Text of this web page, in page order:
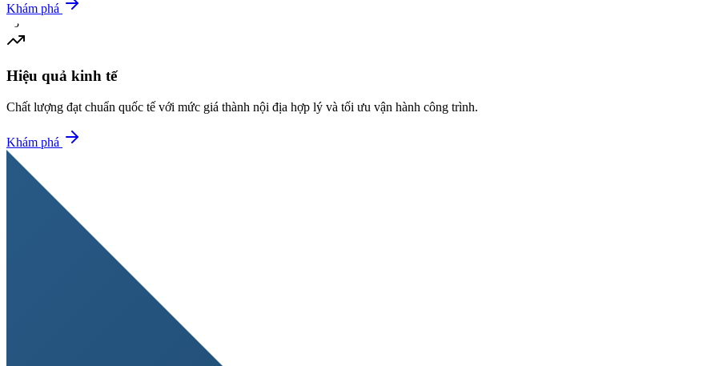
Khám phá
03
Hiệu quả kinh tế
Chất lượng đạt chuẩn quốc tế với mức giá thành nội địa hợp lý và tối ưu vận hành công trình.
Khám phá